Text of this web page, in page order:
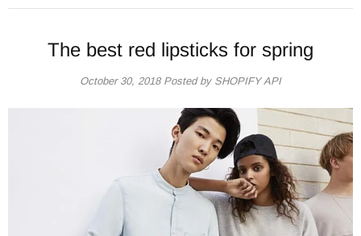
The best red lipsticks for spring
October 30, 2018Posted by SHOPIFY API